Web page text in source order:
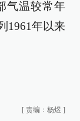
气温较常年
1961年以来
[ 责编：杨煜 ]